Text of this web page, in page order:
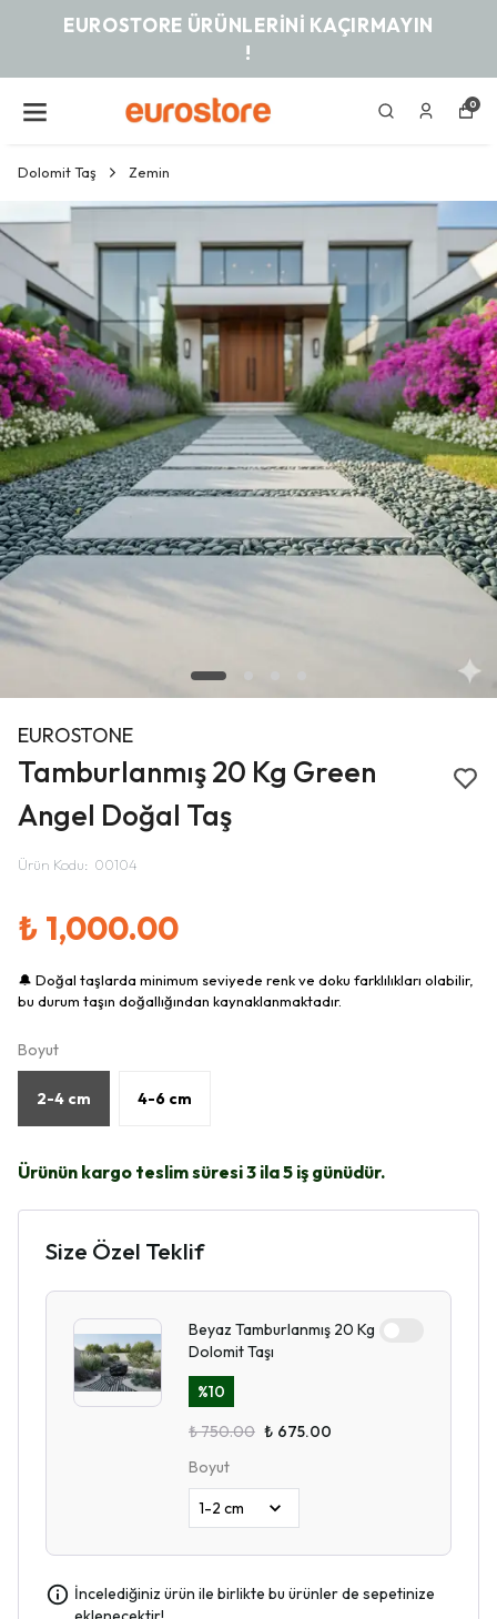
EUROSTORE ÜRÜNLERINI KAÇIRMAYIN
!
0
Dolomit Taş Zemin
EUROSTONE
Tamburlanmış 20 Kg Green
Angel Doğal Taş
Ürün Kodu: 00104
₺ 1,000.00
🔔 Doğal taşlarda minimum seviyede renk ve doku farklılıkları olabilir,
bu durum taşın doğallığından kaynaklanmaktadır.
Boyut
2-4 cm 4-6 cm
Ürünün kargo teslim süresi 3 ila 5 iş günüdür.
Size Özel Teklif
Beyaz Tamburlanmış 20 Kg
Dolomit Taşı
%10
₺ 750.00 ₺ 675.00
Boyut
İncelediğiniz ürün ile birlikte bu ürünler de sepetinize